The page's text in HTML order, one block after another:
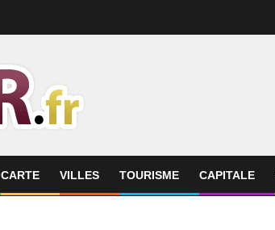
CARTE VILLES TOURISME CAPITALE